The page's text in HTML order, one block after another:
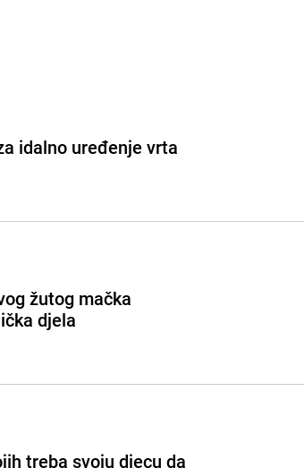
idalno uređenje vrta
žutog mačka
djela
treba svoju djecu da